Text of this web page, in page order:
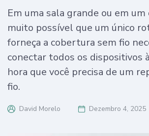
Em uma sala grande ou em um
muito possível que um único
forneça a cobertura sem fio
conectar todos os dispositivos
hora que você precisa de um
fio.
David Morelo Dezembro 4, 2025